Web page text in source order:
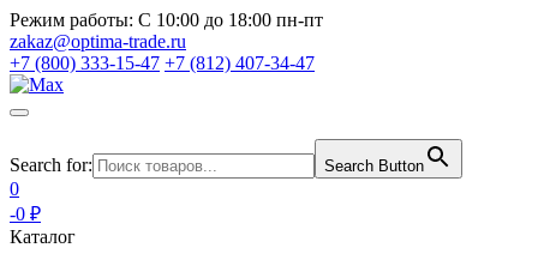
Режим работы: С 10:00 до 18:00 пн-пт
zakaz@optima-trade.ru
+7 (800) 333-15-47 +7 (812) 407-34-47
Search for: Search Button
0
-0 ₽
Каталог